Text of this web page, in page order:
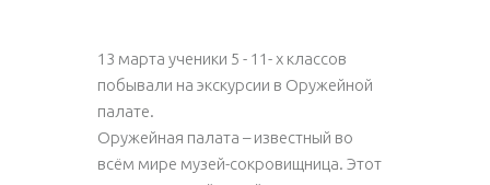
13 марта ученики 5 - 11- х классов
побывали на экскурсии в Оружейной
палате.
Оружейная палата – известный во
всём мире музей-сокровищница. Этот